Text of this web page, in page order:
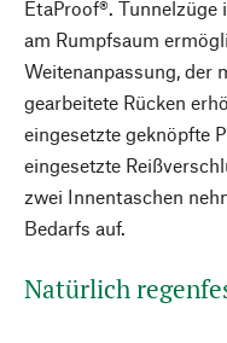
EtaProof®. Tunnelzüge
am Rumpfsaum
Weitenanpassung, der
gearbeitete Rücken
eingesetzte geknöpfte
eingesetzte
zwei Innentaschen
Bedarfs auf.
Natürlich